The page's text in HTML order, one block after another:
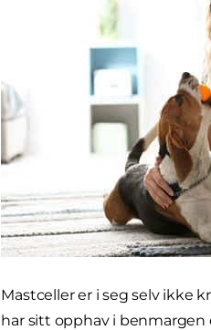
Mastceller er i seg selv ikke
har sitt opphav i benmargen